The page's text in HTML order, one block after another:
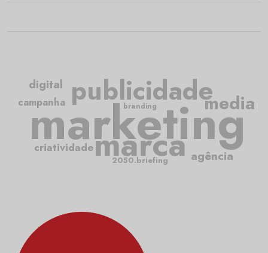
marketing
publicidade
marca
criatividade
campanha media
agência
digital
2050.briefing
branding